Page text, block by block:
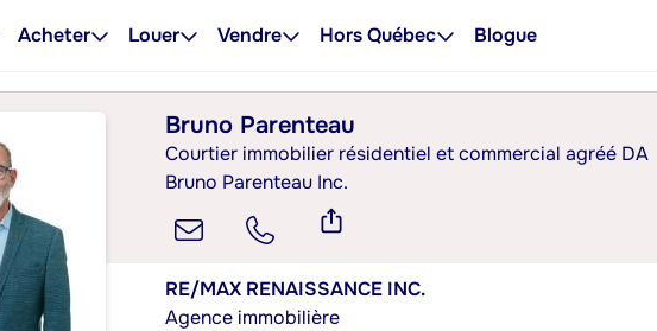
Acheter Louer Vendre Hors Québec Blogue
Bruno Parenteau
Courtier immobilier résidentiel et commercial agréé DA
Bruno Parenteau Inc.
RE/MAX RENAISSANCE INC.
Agence immobilière